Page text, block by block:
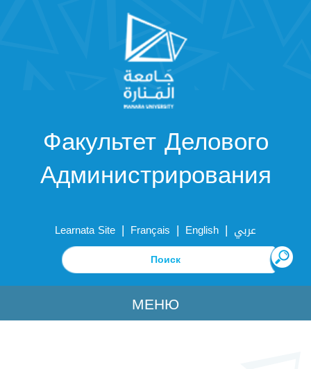
Факультет Делового
Администрирования
Learnata Site | Français | English | عربي
МЕНЮ